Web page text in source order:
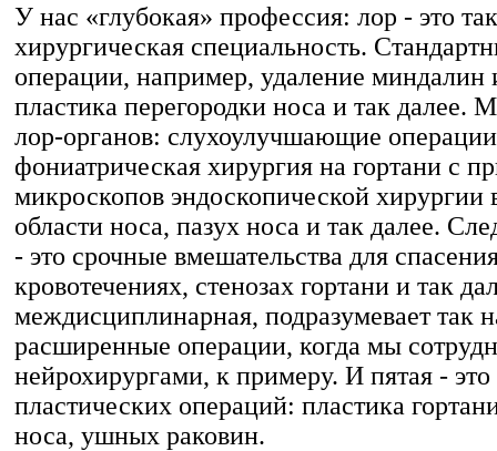
У нас «глубокая» профессия: лор - это
хирургическая специальность.
операции, например, удаление миндалин
пластика перегородки носа и так далее.
лор-органов: слухоулучшающие
фониатрическая хирургия на гортани с
микроскопов эндоскопической хирургии
области носа, пазух носа и так далее.
- это срочные вмешательства для
кровотечениях, стенозах гортани и так
междисциплинарная, подразумевает так
расширенные операции, когда мы
нейрохирургами, к примеру. И пятая - это
пластических операций: пластика
носа, ушных раковин.